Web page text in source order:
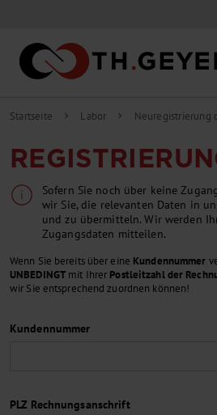
Startseite chevron_right Labor chevron_right Neuregistrierung
Sofern Sie noch über keine
wir Sie, die relevanten Daten in
und zu übermitteln. Wir werden
Zugangsdaten mitteilen.
Wenn Sie bereits über eine Kundennummer
UNBEDINGT mit Ihrer Postleitzahl der
wir Sie entsprechend zuordnen können!
Kundennummer
PLZ Rechnungsanschrift